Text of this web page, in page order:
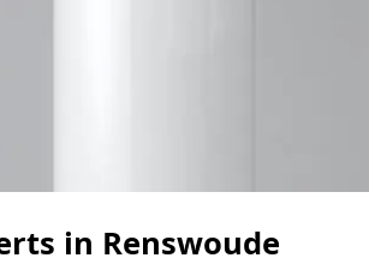
in Renswoude